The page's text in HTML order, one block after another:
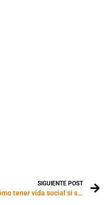
SIGUIENTE POST
Cómo tener vida social si se es madre